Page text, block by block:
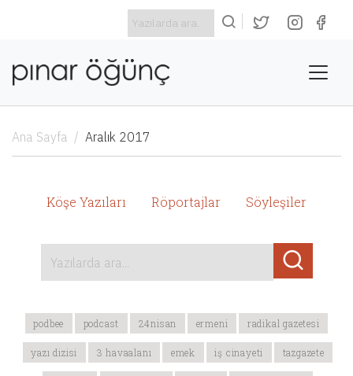
Ana Sayfa Aralık 2017
Köşe Yazıları Röportajlar Söyleşiler
Yazılarda ara...
podbee podcast 24nisan ermeni radikal gazetesi
yazı dizisi 3 havaalanı emek iş cinayeti tazgazete